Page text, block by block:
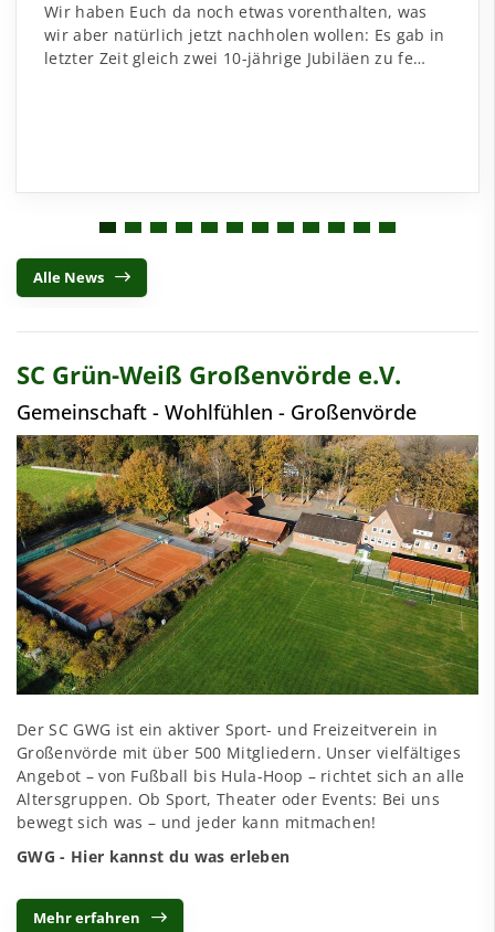
Wir haben Euch da noch etwas vorenthalten, was
wir aber natürlich jetzt nachholen wollen: Es gab in
letzter Zeit gleich zwei 10-jährige Jubiläen zu fe…
Alle News
SC Grün-Weiß Großenvörde e.V.
Gemeinschaft - Wohlfühlen - Großenvörde
Der SC GWG ist ein aktiver Sport- und Freizeitverein in
Großenvörde mit über 500 Mitgliedern. Unser vielfältiges
Angebot – von Fußball bis Hula-Hoop – richtet sich an alle
Altersgruppen. Ob Sport, Theater oder Events: Bei uns
bewegt sich was – und jeder kann mitmachen!
GWG - Hier kannst du was erleben
Mehr erfahren